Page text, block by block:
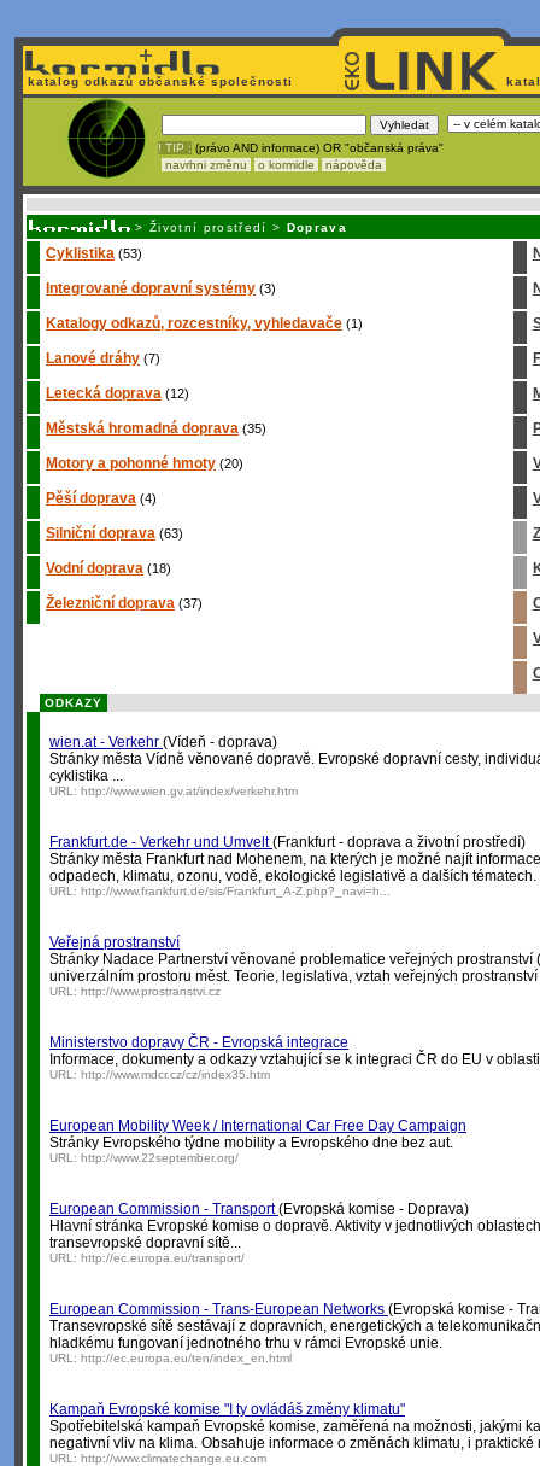
katalog odkazů občanské společnosti
! TIP : (právo AND informace) OR "občanská práva"
navrhni změnu
o kormidle nápověda
> Životní prostředí > Doprava
Cyklistika (53)
Integrované dopravní systémy (3)
Katalogy odkazů, rozcestníky, vyhledavače (1)
Lanové dráhy (7)
Letecká doprava (12)
Městská hromadná doprava (35)
Motory a pohonné hmoty (20)
Pěší doprava (4)
Silniční doprava (63)
Vodní doprava (18)
Železniční doprava (37)
ODKAZY
wien.at - Verkehr (Vídeň - doprava)
Stránky města Vídně věnované dopravě. Evropské dopravní cesty,
cyklistika ...
URL: http://www.wien.gv.at/index/verkehr.htm
Frankfurt.de - Verkehr und Umvelt(Frankfurt - doprava a životní prostředí)
Stránky města Frankfurt nad Mohenem, na kterých je možné najít
odpadech, klimatu, ozonu, vodě, ekologické legislativě a dalších tématech.
URL: http://www.frankfurt.de/sis/Frankfurt_A-Z.php?_navi=h...
Veřejná prostranství
Stránky Nadace Partnerství věnované problematice veřejných prostranství
univerzálním prostoru měst. Teorie, legislativa, vztah veřejných
URL: http://www.prostranstvi.cz
Ministerstvo dopravy ČR - Evropská integrace
Informace, dokumenty a odkazy vztahující se k integraci ČR do EU v
URL: http://www.mdcr.cz/cz/index35.htm
European Mobility Week / International Car Free Day Campaign
Stránky Evropského týdne mobility a Evropského dne bez aut.
URL: http://www.22september.org/
European Commission - Transport(Evropská komise - Doprava)
Hlavní stránka Evropské komise o dopravě. Aktivity v jednotlivých
transevropské dopravní sítě...
URL: http://ec.europa.eu/transport/
European Commission - Trans-European Networks (Evropská komise -
Transevropské sítě sestávají z dopravních, energetických a
hladkému fungovaní jednotného trhu v rámci Evropské unie.
URL: http://ec.europa.eu/ten/index_en.html
Kampaň Evropské komise "I ty ovládáš změny klimatu"
Spotřebitelská kampaň Evropské komise, zaměřená na možnosti, jakými
negativní vliv na klima. Obsahuje informace o změnách klimatu, i
URL: http://www.climatechange.eu.com